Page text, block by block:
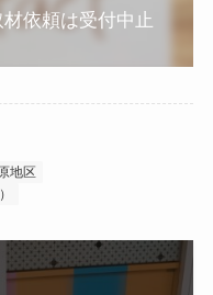
依頼は受付中止
地区